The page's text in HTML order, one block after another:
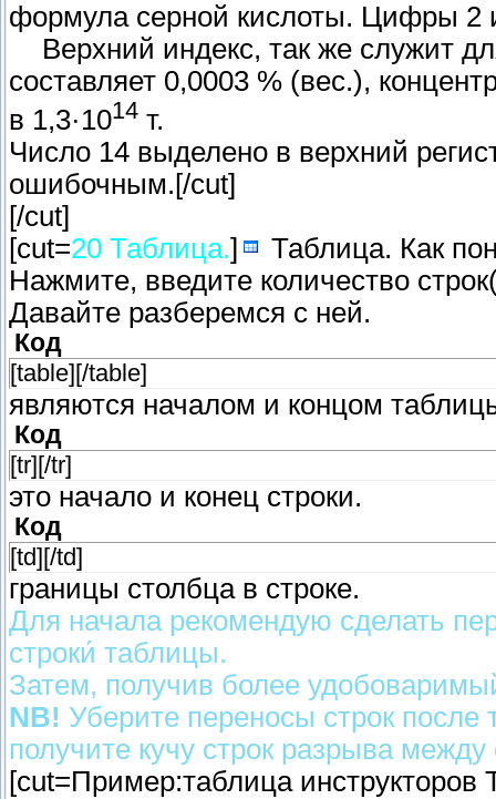
формула серной кислоты. Цифры 2
Верхний индекс, так же служит
составляет 0,0003 % (вес.),
в 1,3·1014 т.
Число 14 выделено в верхний
ошибочным.[/cut]
[/cut]
[cut=20 Таблица.]
Таблица. Как
Нажмите, введите количество
Давайте разберемся с ней.
Код
[table][/table]
являются началом и концом
Код
[tr][/tr]
это начало и конец строки.
Код
[td][/td]
границы столбца в строке.
Для начала рекомендую сделать
строки́ таблицы.
Затем, получив более
NB! Уберите переносы строк
получите кучу строк разрыва
[cut=Пример:таблица инструкторов